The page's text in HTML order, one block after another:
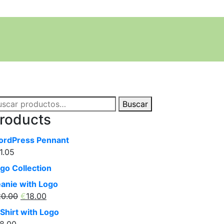
Buscar
Pennant
Collection
with Logo
El
precio
€18.00
actual
with Logo